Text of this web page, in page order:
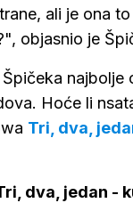
ali je ona
objasnio je
Hoće li
Tri, dva,
dva, jedan -